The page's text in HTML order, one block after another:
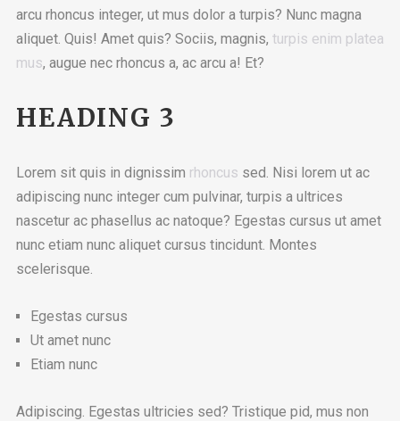
arcu rhoncus integer, ut mus dolor a turpis? Nunc magna
aliquet. Quis! Amet quis? Sociis, magnis, turpis enim platea
mus, augue nec rhoncus a, ac arcu a! Et?
HEADING 3
Lorem sit quis in dignissim rhoncus sed. Nisi lorem ut ac
adipiscing nunc integer cum pulvinar, turpis a ultrices
nascetur ac phasellus ac natoque? Egestas cursus ut amet
nunc etiam nunc aliquet cursus tincidunt. Montes
scelerisque.
Egestas cursus
Ut amet nunc
Etiam nunc
Adipiscing. Egestas ultricies sed? Tristique pid, mus non